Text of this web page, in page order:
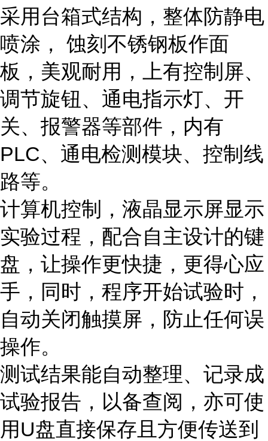
采用台箱式结构，整体防静电
喷涂， 蚀刻不锈钢板作面
板，美观耐用，上有控制屏、
调节旋钮、通电指示灯、开
关、报警器等部件，内有
PLC、通电检测模块、控制线
路等。
计算机控制，液晶显示屏显示
实验过程，配合自主设计的键
盘，让操作更快捷，更得心应
手，同时，程序开始试验时，
自动关闭触摸屏，防止任何误
操作。
测试结果能自动整理、记录成
试验报告，以备查阅，亦可使
用U盘直接保存且方便传送到